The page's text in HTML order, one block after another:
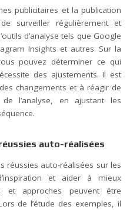
publicitaires et la publication
surveiller régulièrement et
d’analyse tels que Google
Insights et autres. Sur la
pouvez déterminer ce qui
des ajustements. Il est
changements et à réagir de
l’analyse, en ajustant les
auto-réalisées
réussies auto-réalisées sur les
et aider à mieux
et approches peuvent être
de l’étude des exemples, il